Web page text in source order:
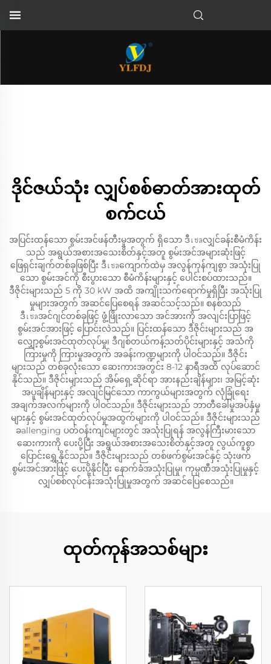
ဒိုင်ဇယ်သုံး လျှပ်စစ်ဓာတ်အားထုတ်
စက်ငယ်
အပြင်းထန်သော စွမ်းအင်ဖန်တီးမှုအတွက် ရှိသော ဒီเซลလျှင်ခန်းစီမံကိန်း
သည် အရွယ်အစားအသေးစိတ်နှင့်အတူ စွမ်းအင်အများဆုံးဖြင့်
ဖြေရှင်းချက်တစ်ခုဖြစ်ပြီး ဒီเซลကျောက်ထဲမှ အလွန်ကုန်ကျစွာ အသုံးပြု
သော စွမ်းအင်ကို စီးပွားသော စီမံကိန်းများနှင့် ပေါင်းစပ်ထားသည်။
ဒီဇိုင်းများသည် 5 ကို 30 kW အထိ အကျိုးသက်ရောက်မှုရှိပြီး အသုံးပြု
မှုများအတွက် အဆင်ပြေစေရန် အဆင်သင့်သည်။ စနစ်သည်
ဒီเซลအင်ဂျင်တစ်ခုဖြင့် ဖွံ့ဖြိုးလာသော အင်အားကို အလျင်းပြာဖြင့်
စွမ်းအင်အားဖြင့် ပြောင်းလဲသည်။ ပြင်းထန်သော ဒီဇိုင်းများသည် အ
လျှော့စွမ်းအင်ထုတ်လုပ်မှု၊ ဒီဂျစ်တယ်ကန့်သတ်ပိုင်းများနှင့် အသံကို
ကြားမှုကို ကြားမှုအတွက် အခန်းကဏ္ဍများကို ပါဝင်သည်။ ဒီဇိုင်း
များသည် တစ်ခုလုံးသော ဆေးကားအတွင်း 8-12 နာရီအထိ လုပ်ဆောင်
နိုင်သည်။ ဒီဇိုင်းများသည် အိမ်ရှေ့ဆိုင်ရာ အားနည်းချိန်များ၊ အမြင့်ဆုံး
အပူချိန်များနှင့် အလျင်မြင်သော ကာကွယ်များအတွက် လုံခြုံရေး
အချက်အလက်များကို ပါဝင်သည်။ ဒီဇိုင်းများသည် ဘာတီခေါ်မှုအပ်နှံမှု
များနှင့် စွမ်းအင်ထုတ်လုပ်မှုအထွက်များကို ပါဝင်သည်။ ဒီဇိုင်းများသည်
ခallenging ပတ်ဝန်းကျင်များတွင် အသုံးပြုရန် အလွန်ကြီးမားသော
ဆေးကားကို ပေးပို့ပြီး အရွယ်အစားအသေးစိတ်နှင့်အတူ လွယ်ကူစွာ
ပြောင်းရွှေ့နိုင်သည်။ ဒီဇိုင်းများသည် တစ်ဖက်စွမ်းအင်နှင့် သုံးဖက်
စွမ်းအင်အားဖြင့် ပေးပို့နိုင်ပြီး နောက်ခံအသုံးပြုမှု၊ ကုမ္ပဏီအသုံးပြုမှုနှင့်
လျှပ်စစ်လုပ်ငန်းအသုံးပြုမှုအတွက် အဆင်ပြေစေသည်။
ထုတ်ကုန်အသစ်များ